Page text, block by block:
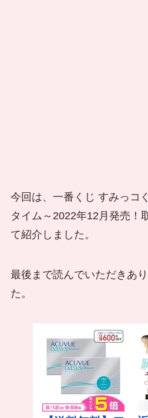
今回は、一番くじ すみっコ
タイム～2022年12月発売！
て紹介しました。
最後まで読んでいただきあ
た。